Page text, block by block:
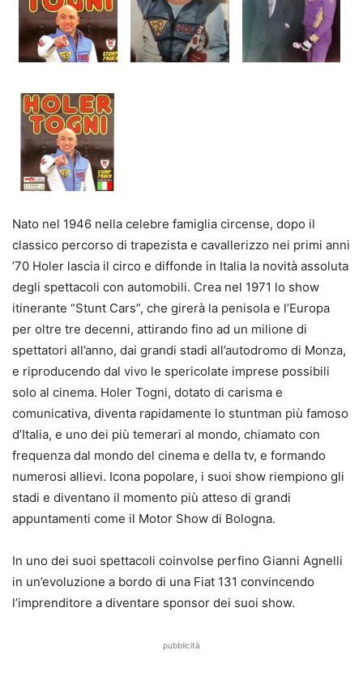
Nato nel 1946 nella celebre famiglia circense, dopo il
classico percorso di trapezista e cavallerizzo nei primi anni
’70 Holer lascia il circo e diffonde in Italia la novità assoluta
degli spettacoli con automobili. Crea nel 1971 lo show
itinerante “Stunt Cars”, che girerà la penisola e l’Europa
per oltre tre decenni, attirando fino ad un milione di
spettatori all’anno, dai grandi stadi all’autodromo di Monza,
e riproducendo dal vivo le spericolate imprese possibili
solo al cinema. Holer Togni, dotato di carisma e
comunicativa, diventa rapidamente lo stuntman più famoso
d’Italia, e uno dei più temerari al mondo, chiamato con
frequenza dal mondo del cinema e della tv, e formando
numerosi allievi. Icona popolare, i suoi show riempiono gli
stadi e diventano il momento più atteso di grandi
appuntamenti come il Motor Show di Bologna.
In uno dei suoi spettacoli coinvolse perfino Gianni Agnelli
in un’evoluzione a bordo di una Fiat 131 convincendo
l’imprenditore a diventare sponsor dei suoi show.
pubblicità